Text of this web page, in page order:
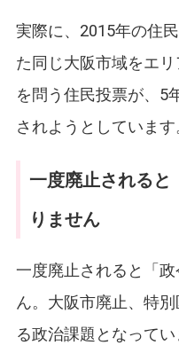
実際に、2015年の住
た同じ大阪市域をエ
を問う住民投票が、5
されようとしています
一度廃止されると
りません
一度廃止されると「
ん。大阪市廃止、特
る政治課題となって